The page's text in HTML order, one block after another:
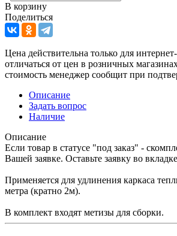
В корзину
Поделиться
Цена действительна только для
отличаться от цен в розничных
стоимость менеджер сообщит при
Описание
Задать вопрос
Наличие
Описание
Если товар в статусе "под заказ" -
Вашей заявке. Оставьте заявку во
Применяется для удлинения каркаса
метра (кратно 2м).
В комплект входят метизы для сборки.